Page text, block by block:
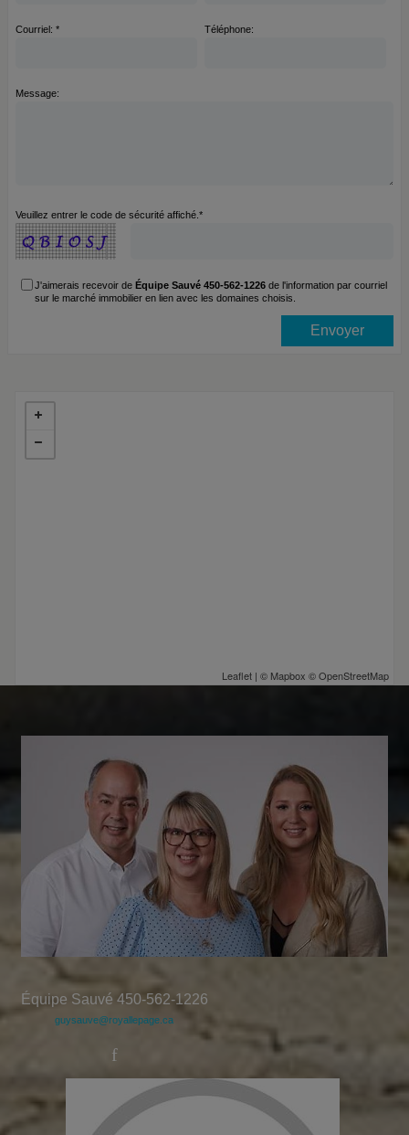
Courriel: * Téléphone:
Message:
Veuillez entrer le code de sécurité affiché.*
J'aimerais recevoir deÉquipe Sauvé 450-562-1226de l'information par courriel
sur le marché immobilier en lien avec les domaines choisis.
Leaflet | © Mapbox ©OpenStreetMap
Équipe Sauvé 450-562-1226
guysauve@royallepage.ca